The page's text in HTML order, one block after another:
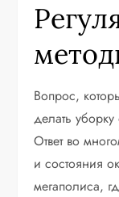
Вопрос,
делать
Ответ во
и состояния
мегаполиса,